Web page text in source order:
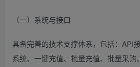
（一）系统与接口
具备完善的技术支撑体系，包括：API
系统、一键充值、批量充值、批量采购